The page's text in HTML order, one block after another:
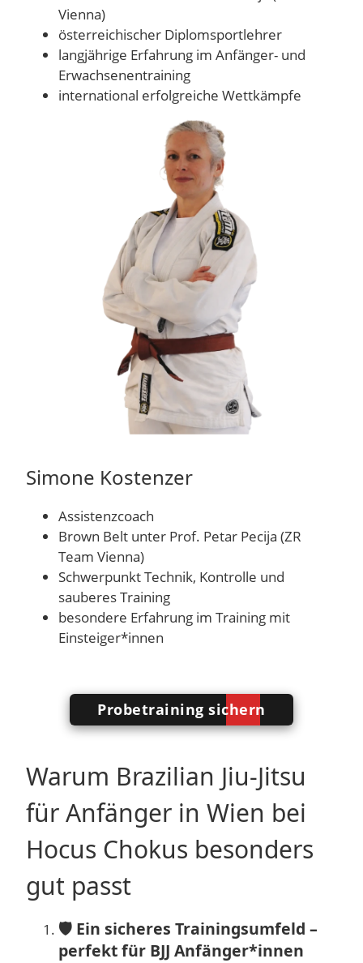
Vienna)
österreichischer Diplomsportlehrer
langjährige Erfahrung im Anfänger- und
Erwachsenentraining
international erfolgreiche Wettkämpfe
Simone Kostenzer
Assistenzcoach
Brown Belt unter Prof. Petar Pecija (ZR
Team Vienna)
Schwerpunkt Technik, Kontrolle und
sauberes Training
besondere Erfahrung im Training mit
Einsteiger*innen
Probetraining sichern
Warum Brazilian Jiu-Jitsu
für Anfänger in Wien bei
Hocus Chokus besonders
gut passt
🛡️ Ein sicheres Trainingsumfeld –
perfekt für BJJ Anfänger*innen